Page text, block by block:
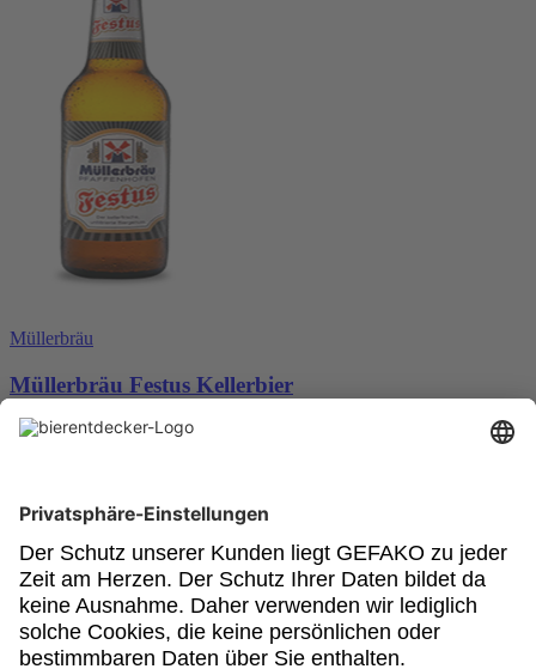
Müllerbräu
Müllerbräu Festus Kellerbier
Goldgelbes, opaques Kellerbier mit feinen Apfelnoten und milden